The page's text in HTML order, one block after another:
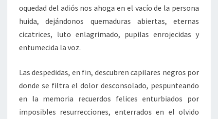
oquedad del adiós nos ahoga en el vacío de la persona
huida, dejándonos quemaduras abiertas, eternas
cicatrices, luto enlagrimado, pupilas enrojecidas y
entumecida la voz.
Las despedidas, en fin, descubren capilares negros por
donde se filtra el dolor desconsolado, pespunteando
en la memoria recuerdos felices enturbiados por
imposibles resurrecciones, enterrados en el olvido